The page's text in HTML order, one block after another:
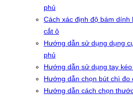
phủ
Cách xác định độ bám
cắt ô
Hướng dẫn sử dụng dụng
phủ
Hướng dẫn sử dụng tay
Hướng dẫn chọn bút chì đo
Hướng dẫn cách chọn